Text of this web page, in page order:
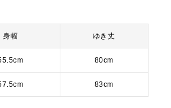
身幅 ゆき丈
80cm
83cm